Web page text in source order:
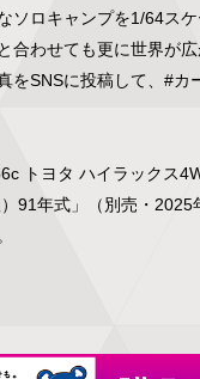
ソロキャンプを1/64ス
合わせても更に世界が
をSNSに投稿して、#カ
トヨタ ハイラックス
91年式」（別売・2025